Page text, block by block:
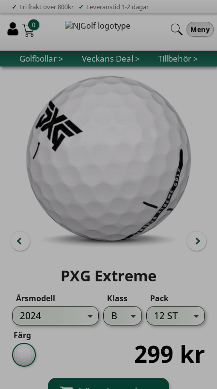
✓ Fri frakt över 800kr ✓ Leveranstid 1-2 dagar
Meny
0
Golfbollar > Veckans Deal > Tillbehör >
PXG Extreme
Årsmodell Klass Pack
Färg
Vit 299 kr